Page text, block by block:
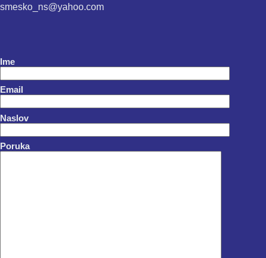
smesko_ns@yahoo.com
Ime
Email
Naslov
Poruka